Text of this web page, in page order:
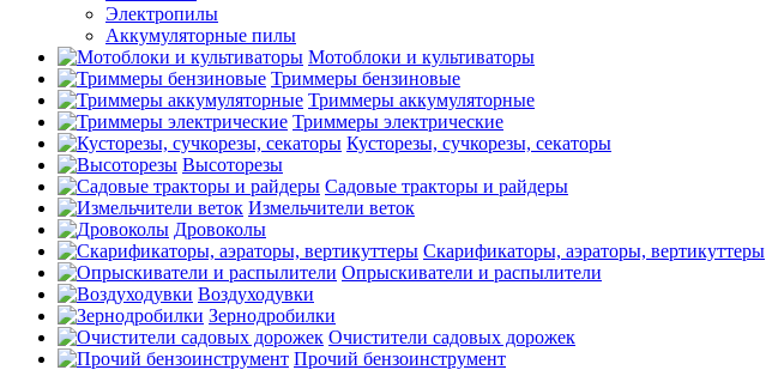
Электропилы
Аккумуляторные пилы
Мотоблоки и культиваторы
Триммеры бензиновые
Триммеры аккумуляторные
Триммеры электрические
Кусторезы, сучкорезы, секаторы
Высоторезы
Садовые тракторы и райдеры
Измельчители веток
Дровоколы
Скарификаторы, аэраторы, вертикуттеры
Опрыскиватели и распылители
Воздуходувки
Зернодробилки
Очистители садовых дорожек
Прочий бензоинструмент